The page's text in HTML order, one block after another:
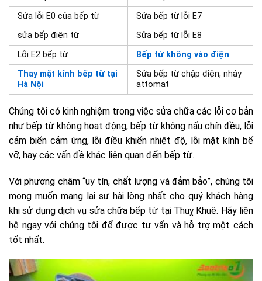
Sửa lỗi E0 của bếp từ
Sửa bếp từ lỗi E7
sửa bếp điện từ
Sửa bếp từ lỗi E8
Lỗi E2 bếp từ
Bếp từ không vào điện
Thay mặt kính bếp từ tại
Hà Nội
Sửa bếp từ chập điện, nhảy
attomat
Chúng tôi có kinh nghiệm trong việc sửa chữa các lỗi cơ bản
như bếp từ không hoạt động, bếp từ không nấu chín đều, lỗi
cảm biến cảm ứng, lỗi điều khiển nhiệt độ, lỗi mặt kính bể
vỡ, hay các vấn đề khác liên quan đến bếp từ.
Với phương châm “uy tín, chất lượng và đảm bảo”, chúng tôi
mong muốn mang lại sự hài lòng nhất cho quý khách hàng
khi sử dụng dịch vụ sửa chữa bếp từ tại Thuỵ Khuê. Hãy liên
hệ ngay với chúng tôi để được tư vấn và hỗ trợ một cách
tốt nhất.